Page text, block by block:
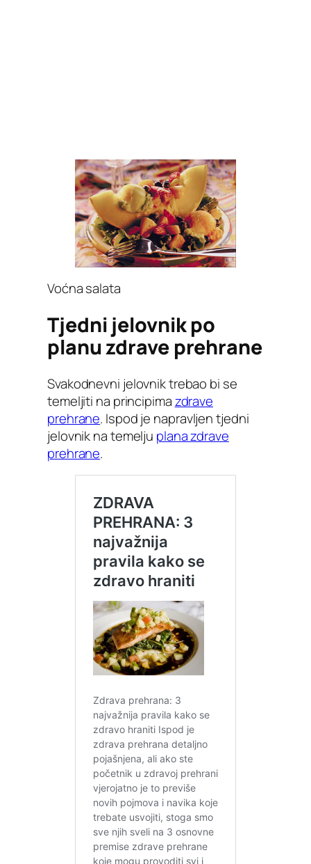
Voćna salata
Tjedni jelovnik po
planu zdrave prehrane
Svakodnevni jelovnik trebao bi se
temeljiti na principimazdrave
prehrane. Ispod je napravljen tjedni
jelovnik na temelju plana zdrave
prehrane.